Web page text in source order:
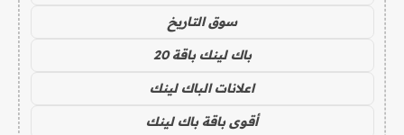
سوق التاريخ
باك لينك باقة 20
اعلانات الباك لينك
أقوى باقة باك لينك